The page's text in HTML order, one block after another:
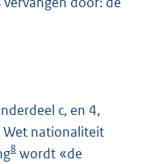
c, en 4,
Wet nationaliteit
8 wordt «de